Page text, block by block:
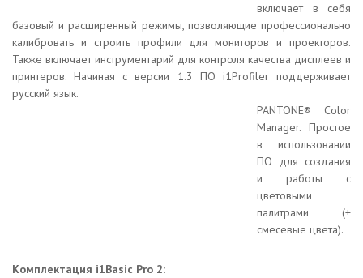
включает в себя
базовый и расширенный режимы, позволяющие профессионально
калибровать и строить профили для мониторов и проекторов.
Также включает инструментарий для контроля качества дисплеев и
принтеров. Начиная с версии 1.3 ПО i1Profiler поддерживает
русский язык.
PANTONE® Color
Manager. Простое
в использовании
ПО для создания
и работы с
цветовыми
палитрами (+
смесевые цвета).
Комплектация i1Basic Pro 2: